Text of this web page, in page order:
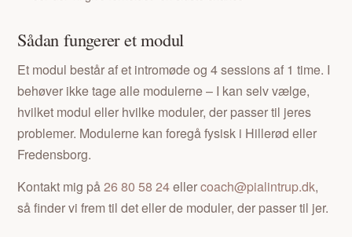
Sådan fungerer et modul
Et modul består af et intromøde og 4 sessions af 1 time. I
behøver ikke tage alle modulerne – I kan selv vælge,
hvilket modul eller hvilke moduler, der passer til jeres
problemer. Modulerne kan foregå fysisk i Hillerød eller
Fredensborg.
Kontakt mig på26 80 58 24ellercoach@pialintrup.dk,
så finder vi frem til det eller de moduler, der passer til jer.